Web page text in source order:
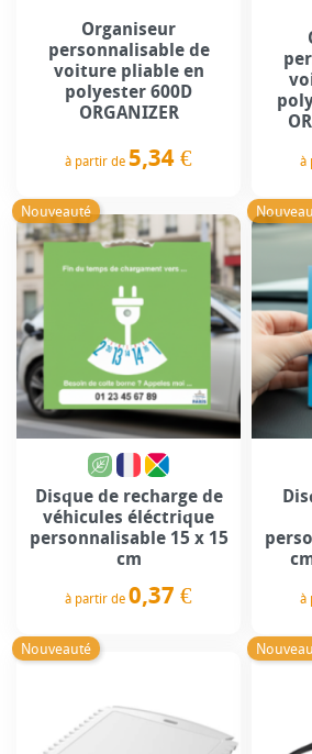
Organiseur
personnalisable de
voiture pliable en
polyester 600D
ORGANIZER
à partir de 5,34 € à
Nouveauté
Disque de recharge de
véhicules éléctrique
personnalisable 15 x 15
cm
à partir de 0,37 € à
Nouveauté